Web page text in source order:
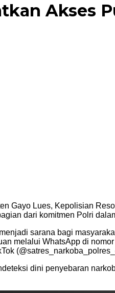
Akses
Gayo Lues, Kepolisian
dari komitmen Polri
sarana bagi
melalui WhatsApp di
dini penyebaran